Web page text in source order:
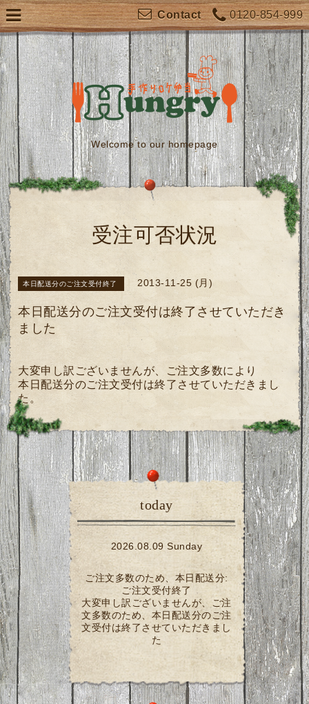
0120-854-999
Contact
Welcome to our homepage
受注可否状況
本日配送分のご注文受付終了 2013-11-25 (月)
本日配送分のご注文受付は終了させていただき
ました
大変申し訳ございませんが、ご注文多数により
本日配送分のご注文受付は終了させていただきまし
た。
today
2026.08.09 Sunday
ご注文多数のため、本日配送分:
ご注文受付終了
大変申し訳ございませんが、ご注
文多数のため、本日配送分のご注
文受付は終了させていただきまし
た